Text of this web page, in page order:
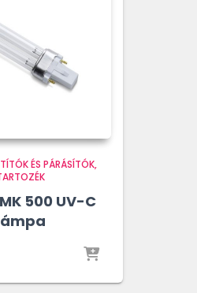
ÉS PÁRÁSÍTÓK
500 UV-C